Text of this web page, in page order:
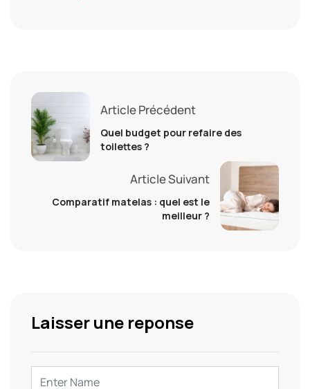
Article Précédent
Quel budget pour refaire des
toilettes ?
Article Suivant
Comparatif matelas : quel est le
meilleur ?
Laisser une reponse